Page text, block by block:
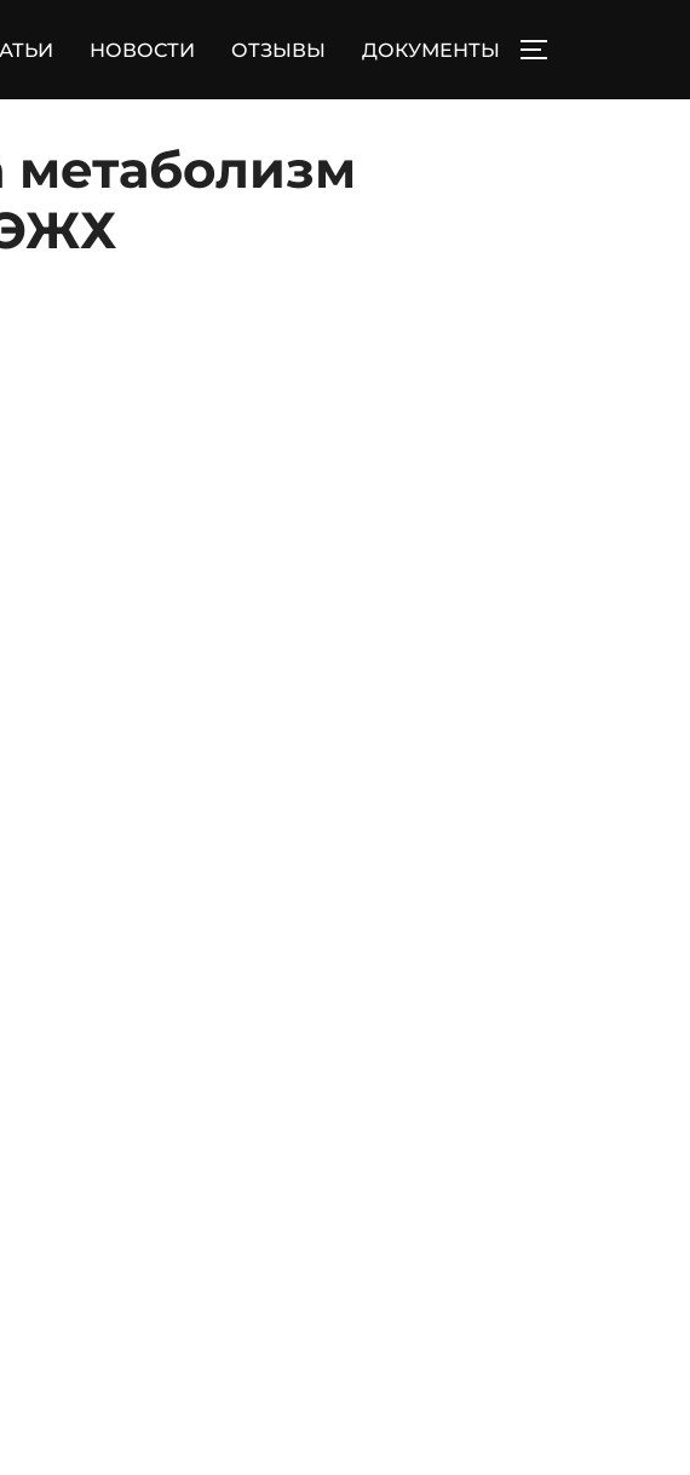
НОВОСТИ ОТЗЫВЫ ДОКУМЕНТЫ
метаболизм